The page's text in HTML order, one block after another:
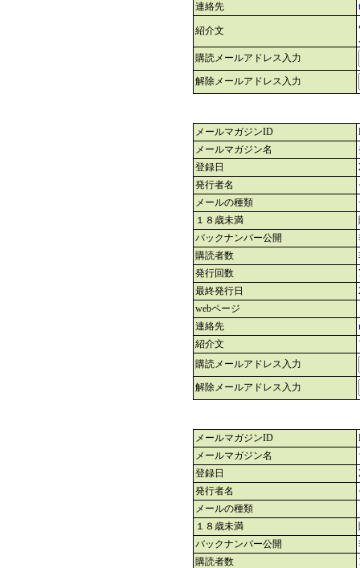
連絡先
紹介文
購読メールアドレス入力
解除メールアドレス入力
メールマガジンID
メールマガジン名
登録日
発行者名
メールの種類
１８歳未満
バックナンバー公開
購読者数
発行回数
最終発行日
webページ
連絡先
紹介文
購読メールアドレス入力
解除メールアドレス入力
メールマガジンID
メールマガジン名
登録日
発行者名
メールの種類
１８歳未満
バックナンバー公開
購読者数